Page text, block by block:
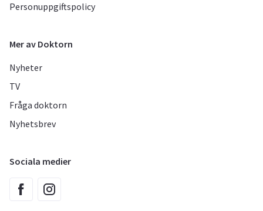
Personuppgiftspolicy
Mer av Doktorn
Nyheter
TV
Fråga doktorn
Nyhetsbrev
Sociala medier